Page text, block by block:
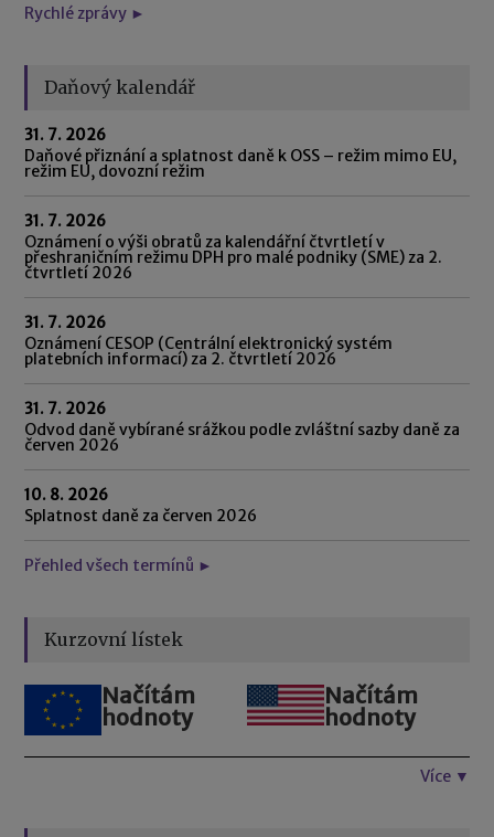
Rychlé zprávy ►
Daňový kalendář
31. 7. 2026
Daňové přiznání a splatnost daně k OSS – režim mimo EU,
režim EU, dovozní režim
31. 7. 2026
Oznámení o výši obratů za kalendářní čtvrtletí v
přeshraničním režimu DPH pro malé podniky (SME) za 2.
čtvrtletí 2026
31. 7. 2026
Oznámení CESOP (Centrální elektronický systém
platebních informací) za 2. čtvrtletí 2026
31. 7. 2026
Odvod daně vybírané srážkou podle zvláštní sazby daně za
červen 2026
10. 8. 2026
Splatnost daně za červen 2026
Přehled všech termínů ►
Kurzovní lístek
Načítám
hodnoty
Načítám
hodnoty
Více ▼